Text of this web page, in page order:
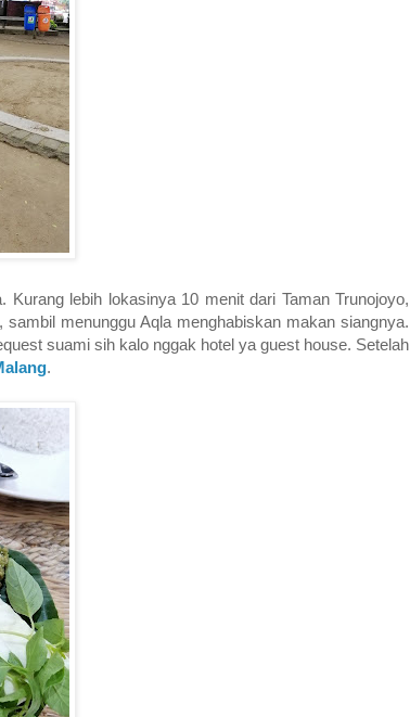
lebih lokasinya 10 menit dari Taman Trunojoyo,
menunggu Aqla menghabiskan makan siangnya.
suami sih kalo nggak hotel ya guest house. Setelah
.